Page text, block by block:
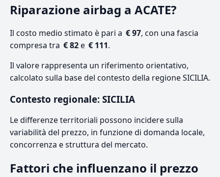
Riparazione airbag a ACATE?
Il costo medio stimato è pari a € 97, con una fascia
compresa tra € 82e € 111.
Il valore rappresenta un riferimento orientativo,
calcolato sulla base del contesto della regione SICILIA.
Contesto regionale: SICILIA
Le differenze territoriali possono incidere sulla
variabilità del prezzo, in funzione di domanda locale,
concorrenza e struttura del mercato.
Fattori che influenzano il prezzo